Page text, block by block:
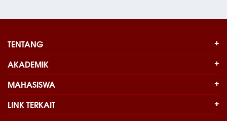
TENTANG
AKADEMIK
MAHASISWA
LINK TERKAIT